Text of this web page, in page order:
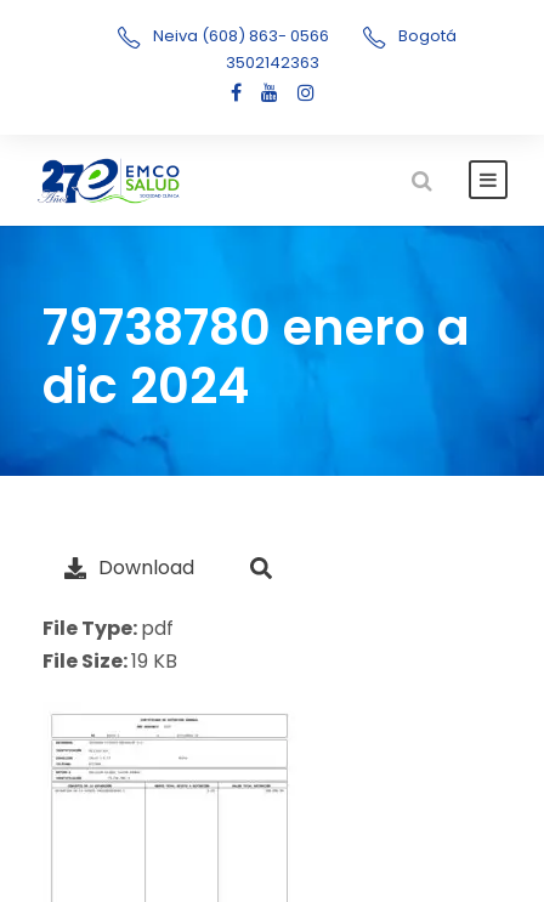
Neiva (608) 863- 0566
Bogotá
3502142363
79738780 enero a
dic 2024
Download
File Type:pdf
File Size:19 KB